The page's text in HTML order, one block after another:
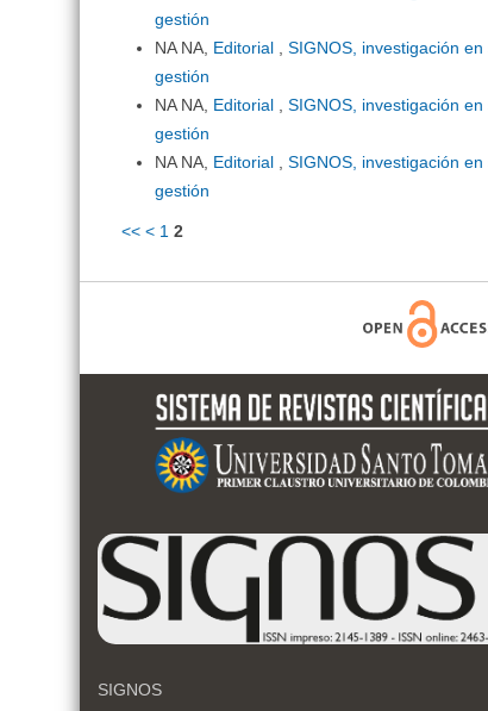
gestión
NA NA, Editorial ,SIGNOS, investigación
gestión
NA NA, Editorial ,SIGNOS, investigación
gestión
NA NA, Editorial ,SIGNOS, investigación
gestión
<< < 1 2
SIGNOS